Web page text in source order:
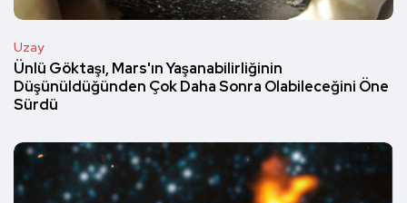
Uzay
Ünlü Göktaşı, Mars'ın Yaşanabilirliğinin
Düşünüldüğünden Çok Daha Sonra Olabileceğini Öne
Sürdü